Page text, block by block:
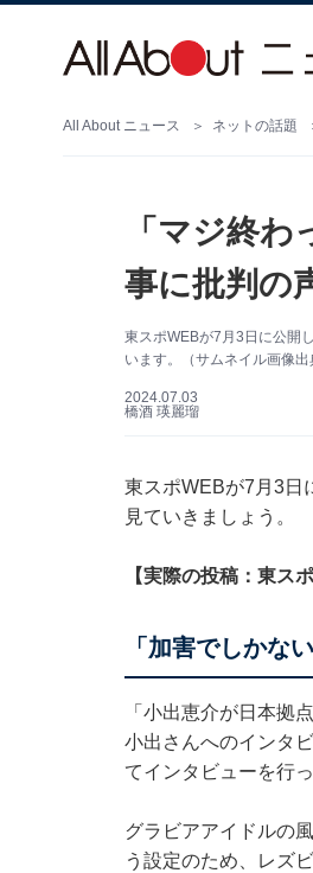
All About ニュース ネットの話題
「マジ終
事に批判の
東スポWEBが7月3日に公開
います。（サムネイル画像
2024.07.03
橋酒 瑛麗瑠
東スポWEBが7月3日
見ていきましょう。
【実際の投稿：東ス
「加害でしかない
「小出恵介が日本拠
小出さんへのインタ
てインタビューを行
グラビアアイドルの
う設定のため、レズ